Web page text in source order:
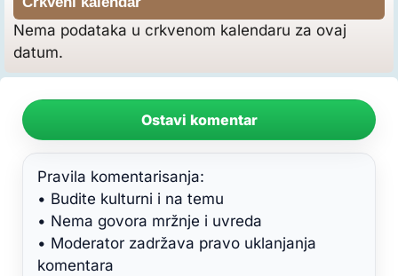
Nema podataka u crkvenom kalendaru za ovaj
datum.
Ostavi komentar
Pravila komentarisanja:
• Budite kulturni i na temu
• Nema govora mržnje i uvreda
• Moderator zadržava pravo uklanjanja
komentara